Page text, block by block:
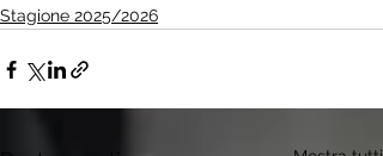
Stagione 2025/2026